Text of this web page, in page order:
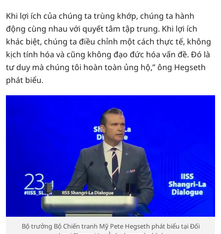
Khi lợi ích của chúng ta trùng khớp, chúng ta hành
động cùng nhau với quyết tâm tập trung. Khi lợi ích
khác biệt, chúng ta điều chỉnh một cách thực tế, không
kịch tính hóa và cũng không đạo đức hóa vấn đề. Đó là
tư duy mà chúng tôi hoàn toàn ủng hộ,” ông Hegseth
phát biểu.
Bộ trưởng Bộ Chiến tranh Mỹ Pete Hegseth phát biểu tại Đối